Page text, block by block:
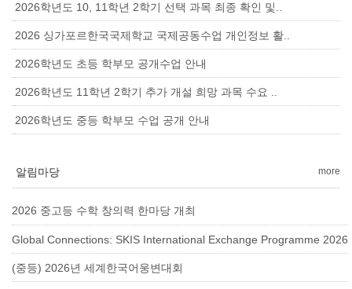
2026학년도 10, 11학년 2학기 선택 과목 최종 확인 및..
2026 싱가포르한국국제학교 국제공동수업 개인정보 활..
2026학년도 초등 학부모 공개수업 안내
2026학년도 11학년 2학기 추가 개설 희망 과목 수요 ..
2026학년도 중등 학부모 수업 공개 안내
알림마당 more
2026 중고등 수학 창의력 한마당 개최
Global Connections: SKIS International Exchange Programme 2026
(중등) 2026년 세계한국어웅변대회